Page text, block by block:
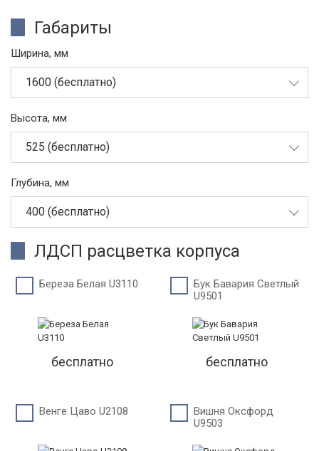
Габариты
Ширина, мм
1600 (бесплатно)
Высота, мм
525 (бесплатно)
Глубина, мм
400 (бесплатно)
ЛДСП расцветка корпуса
Береза Белая U3110
бесплатно
Бук Бавария Светлый
U9501
бесплатно
Венге Цаво U2108
Вишня Оксфорд
U9503